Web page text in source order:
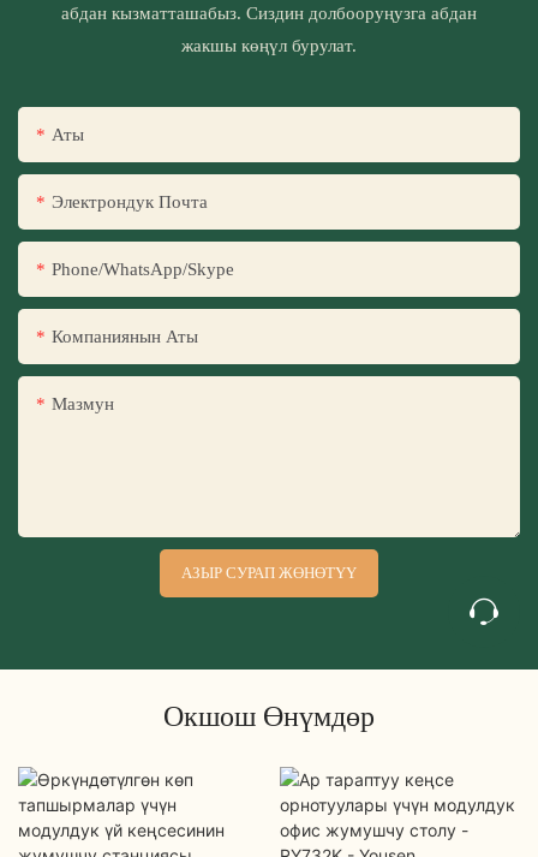
абдан кызматташабыз. Сиздин долбооруңузга абдан
жакшы көңүл бурулат.
Аты
Электрондук Почта
Phone/WhatsApp/Skype
Компаниянын Аты
Мазмун
АЗЫР СУРАП ЖӨНӨТҮҮ
Окшош Өнүмдөр